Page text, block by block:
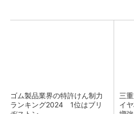
ゴム製品業界の特許けん制力
ランキング2024 1位はブリ
三
イ